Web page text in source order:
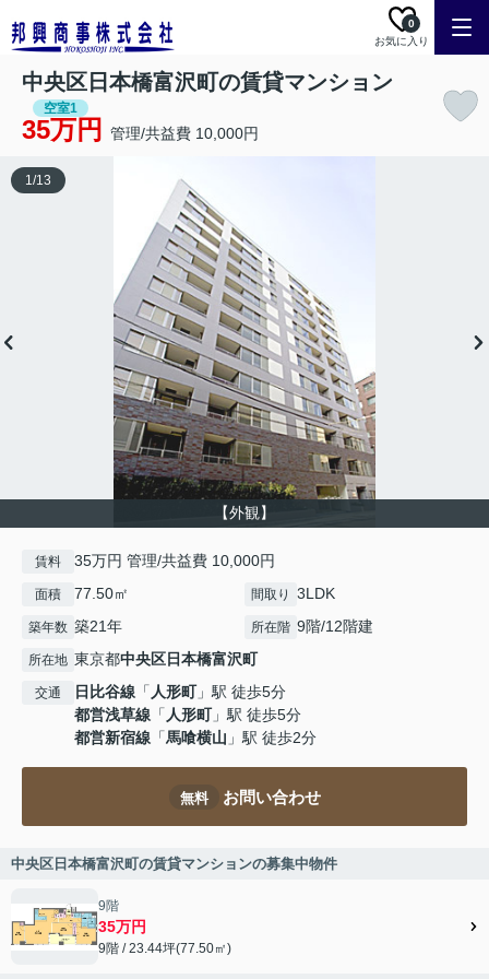
お気に入り
0
中央区日本橋富沢町の賃貸マンション
空室1
35万円 管理/共益費 10,000円
【外観】
1/13
賃料 35万円 管理/共益費 10,000円
面積 77.50㎡ 間取り 3LDK
築年数 築21年 所在階 9階/12階建
所在地 東京都中央区日本橋富沢町
交通 日比谷線 「 人形町」駅 徒歩5分
都営浅草線 「 人形町」駅 徒歩5分
都営新宿線 「馬喰横山 」駅 徒歩2分
無料 お問い合わせ
中央区日本橋富沢町の賃貸マンションの募集中物件
9階
35万円
9階 / 23.44坪(77.50㎡)